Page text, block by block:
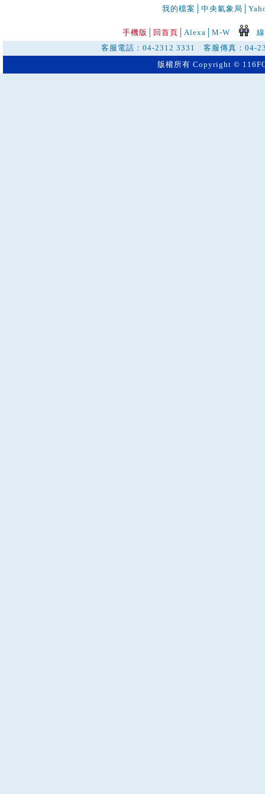
我的檔案 │中央氣象局 │
手機版 回首頁 │Alexa│M-W
客服電話：04-2312 3331 客服傳真：
版權所有 Copyright ©